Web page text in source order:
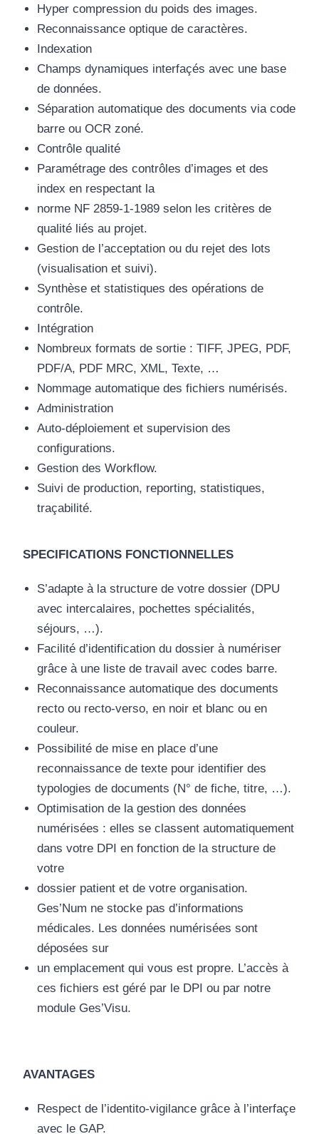
Hyper compression du poids des images.
Reconnaissance optique de caractères.
Indexation
Champs dynamiques interfaçés avec une base
de données.
Séparation automatique des documents via code
barre ou OCR zoné.
Contrôle qualité
Paramétrage des contrôles d’images et des
index en respectant la
norme NF 2859-1-1989 selon les critères de
qualité liés au projet.
Gestion de l’acceptation ou du rejet des lots
(visualisation et suivi).
Synthèse et statistiques des opérations de
contrôle.
Intégration
Nombreux formats de sortie : TIFF, JPEG, PDF,
PDF/A, PDF MRC, XML, Texte, …
Nommage automatique des fichiers numérisés.
Administration
Auto-déploiement et supervision des
configurations.
Gestion des Workflow.
Suivi de production, reporting, statistiques,
traçabilité.
SPECIFICATIONS FONCTIONNELLES
S’adapte à la structure de votre dossier (DPU
avec intercalaires, pochettes spécialités,
séjours, …).
Facilité d’identification du dossier à numériser
grâce à une liste de travail avec codes barre.
Reconnaissance automatique des documents
recto ou recto-verso, en noir et blanc ou en
couleur.
Possibilité de mise en place d’une
reconnaissance de texte pour identifier des
typologies de documents (N° de fiche, titre, …).
Optimisation de la gestion des données
numérisées : elles se classent automatiquement
dans votre DPI en fonction de la structure de
votre
dossier patient et de votre organisation.
Ges’Num ne stocke pas d’informations
médicales. Les données numérisées sont
déposées sur
un emplacement qui vous est propre. L’accès à
ces fichiers est géré par le DPI ou par notre
module Ges’Visu.
AVANTAGES
Respect de l’identito-vigilance grâce à l’interfaçe
avec le GAP.